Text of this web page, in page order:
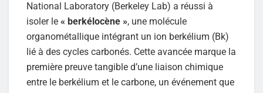
National Laboratory (Berkeley Lab) a réussi à
isoler le « berkélocène », une molécule
organométallique intégrant un ion berkélium (Bk)
lié à des cycles carbonés. Cette avancée marque la
première preuve tangible d’une liaison chimique
entre le berkélium et le carbone, un événement que